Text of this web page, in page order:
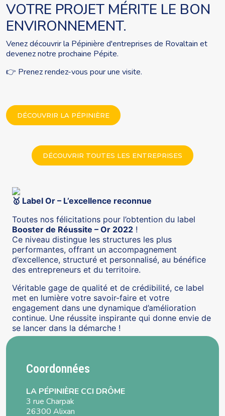
VOTRE PROJET MÉRITE LE BON
ENVIRONNEMENT.
Venez découvrir la Pépinière d'entreprises de Rovaltain et
devenez notre prochaine Pépite.
👉 Prenez rendez-vous pour une visite.
DÉCOUVRIR LA PÉPINIÈRE
DÉCOUVRIR TOUTES LES ENTREPRISES
🥇 Label Or – L’excellence reconnue
Toutes nos félicitations pour l’obtention du label
Booster de Réussite – Or 2022 !
Ce niveau distingue les structures les plus
performantes, offrant un accompagnement
d’excellence, structuré et personnalisé, au bénéfice
des entrepreneurs et du territoire.
Véritable gage de qualité et de crédibilité, ce label
met en lumière votre savoir-faire et votre
engagement dans une dynamique d’amélioration
continue. Une réussite inspirante qui donne envie de
se lancer dans la démarche !
Coordonnées
LA PÉPINIÈRE CCI DRÔME
3 rue Charpak
26300 Alixan